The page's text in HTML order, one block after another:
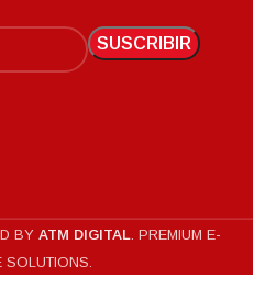
BY ATM DIGITAL. PREMIUM E-
SOLUTIONS.